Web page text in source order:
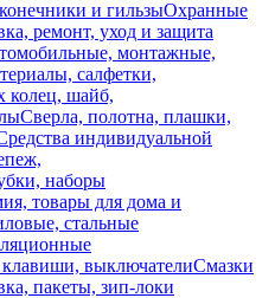
и гильзыОхранные
ремонт, уход и защита
монтажные,
салфетки,
колец, шайб,
Сверла, полотна, плашки,
индивидуальной
наборы
товары для дома и
стальные
выключателиСмазки
пакеты, зип-локи